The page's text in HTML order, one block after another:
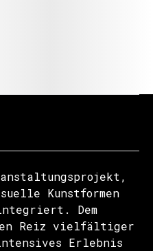
Kunstformen
Dem
Reiz vielfältiger
Erlebnis